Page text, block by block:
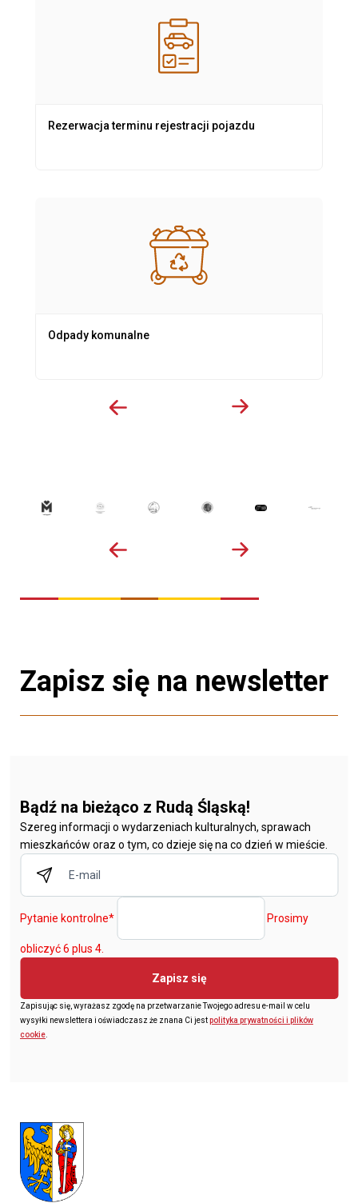
Rezerwacja terminu rejestracji pojazdu
Odpady komunalne
Zapisz się na newsletter
Bądź na bieżąco z Rudą Śląską!
Szereg informacji o wydarzeniach kulturalnych, sprawach
mieszkańców oraz o tym, co dzieje się na co dzień w mieście.
Pytanie kontrolne* Prosimy
obliczyć 6 plus 4.
Zapisz się
Zapisując się, wyrażasz zgodę na przetwarzanie Twojego adresu e-mail w celu
wysyłki newslettera i oświadczasz że znana Ci jestpolityka prywatności i plików
cookie